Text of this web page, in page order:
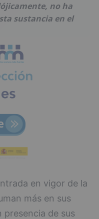
no ha
sustancia en el
en vigor de la
más en sus
presencia de sus